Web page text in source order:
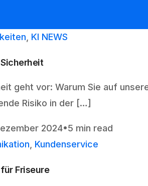
KI NEWS
geht vor: Warum Sie auf
Risiko in der […]
2024 5 min read
, Kundenservice
Friseure